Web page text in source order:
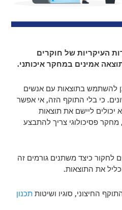
העיקריות של חוקרים
אמינים במחקר איכותני.
להשתמש בתוצאות עם אנשים
כי בלי התוקף הזה, אי אפשר
יכולים ליישם את תוצאות
פסיכולוגי צריך להתבצע
לחקור כיצד משתנים גורמים זה
את התוצאות.
החיצוני, סוגיו ושיטותתכנון